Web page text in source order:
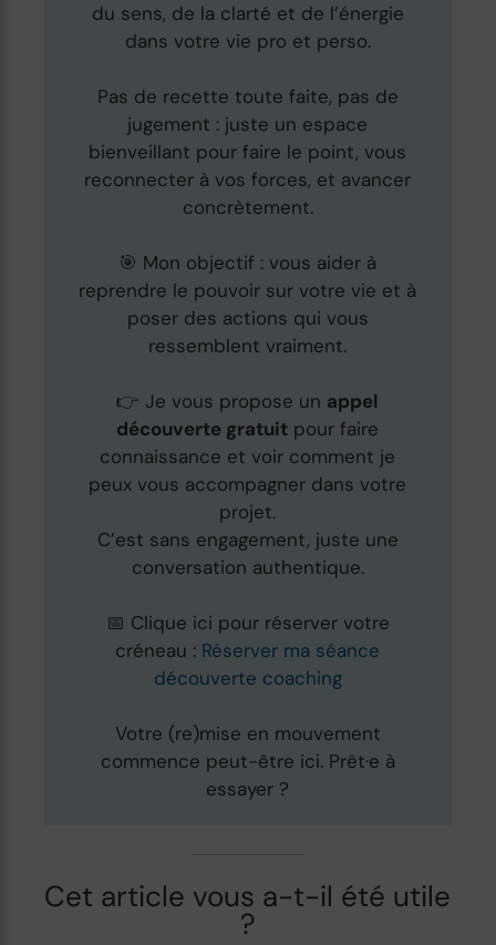
du sens, de la clarté et de l’énergie
dans votre vie pro et perso.
Pas de recette toute faite, pas de
jugement : juste un espace
bienveillant pour faire le point, vous
reconnecter à vos forces, et avancer
concrètement.
🎯 Mon objectif : vous aider à
reprendre le pouvoir sur votre vie et à
poser des actions qui vous
ressemblent vraiment.
👉 Je vous propose un appel
découverte gratuit pour faire
connaissance et voir comment je
peux vous accompagner dans votre
projet.
C’est sans engagement, juste une
conversation authentique.
📅 Clique ici pour réserver votre
créneau : Réserver ma séance
découverte coaching
Votre (re)mise en mouvement
commence peut-être ici. Prêt·e à
essayer ?
Cet article vous a-t-il été utile
?